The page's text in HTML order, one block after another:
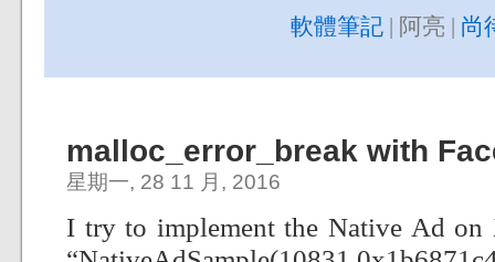
軟體筆記 | 阿亮 | 尚
malloc_error_break with
星期一, 28 11 月, 2016
I try to implement the Native Ad on